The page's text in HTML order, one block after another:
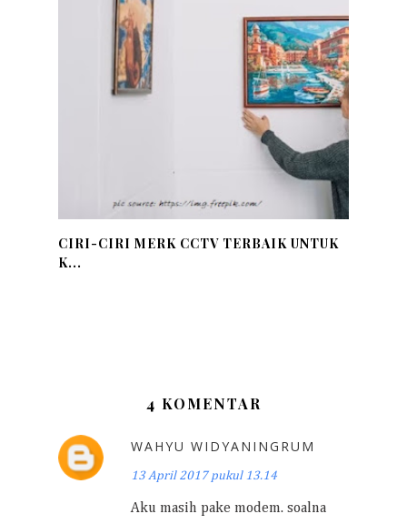
CIRI-CIRI MERK CCTV TERBAIK UNTUK
K...
4 KOMENTAR
WAHYU WIDYANINGRUM
13 April 2017 pukul 13.14
Aku masih pake modem. soalna